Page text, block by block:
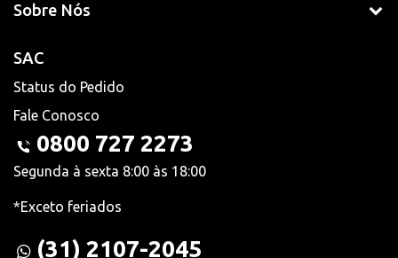
Sobre Nós
SAC
Status do Pedido
Fale Conosco
0800 727 2273
Segunda à sexta 8:00 às 18:00
*Exceto feriados
(31) 2107-2045